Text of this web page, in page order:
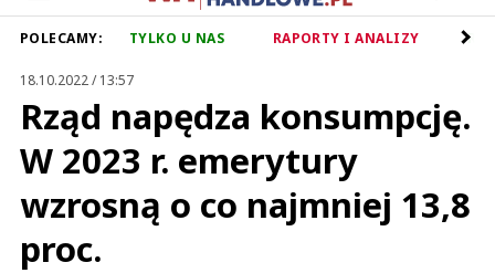
POLECAMY: TYLKO U NAS RAPORTY I ANALIZY
18.10.2022 / 13:57
Rząd napędza konsumpcję.
W 2023 r. emerytury
wzrosną o co najmniej 13,8
proc.